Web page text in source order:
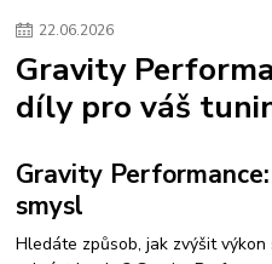
#tuning motoru
úprava tdi 81kw
jak zvýšit výkon
chip tuning octavia 1.9 tdi
Focus
úprava 2.3 EcoBoost
intercooler
22.06.2026
Gravity
díly pro váš
Gravity
smysl
Hledáte způsob, jak zvýšit